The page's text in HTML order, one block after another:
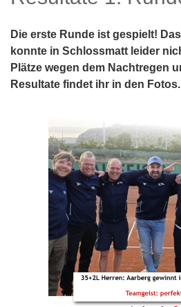
Die erste Runde ist gespielt!
konnte in Schlossmatt leider
Plätze wegen dem Nachtregen
Resultate findet ihr in den Fotos.